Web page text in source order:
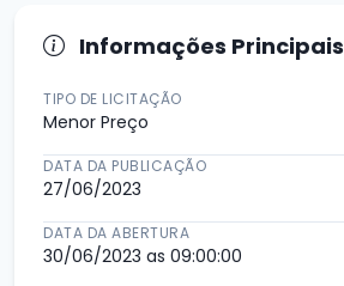
Informações Principais
TIPO DE LICITAÇÃO
Menor Preço
DATA DA PUBLICAÇÃO
27/06/2023
DATA DA ABERTURA
30/06/2023 as 09:00:00